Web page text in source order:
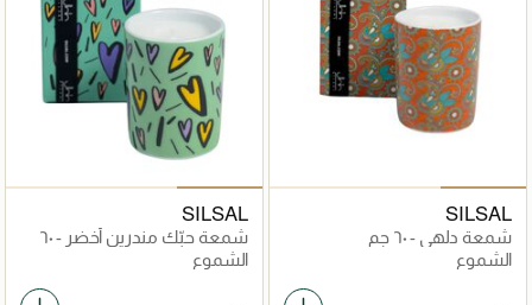
SILSAL
شمعة دلهي - ٦٠ جم
الشموع
SILSAL
شمعة حبّك مندرين أخضر - ٦٠
جم
الشموع